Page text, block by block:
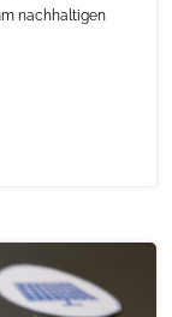
nachhaltigen